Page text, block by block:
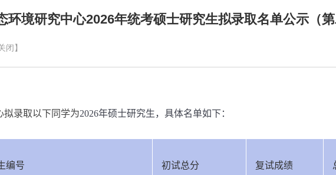
环境研究中心2026年统考硕士研究生拟录取名单公示（第
闭】
拟录取以下同学为2026年硕士研究生，具体名单如下：
编号 初试总分 复试成绩